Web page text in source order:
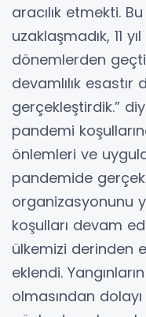
aracılık etmekti.
uzaklaşmadık, 11
dönemlerden
devamlılık
gerçekleştirdik.”
pandemi
önlemleri ve
pandemide
organizasyonunu
koşulları devam
ülkemizi derinden
eklendi.
olmasından